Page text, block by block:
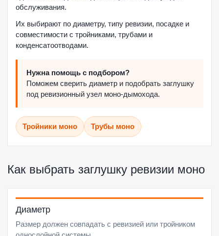
обслуживания.
Их выбирают по диаметру, типу ревизии, посадке и
совместимости с тройниками, трубами и
конденсатоотводами.
Нужна помощь с подбором?
Поможем сверить диаметр и подобрать заглушку
под ревизионный узел моно-дымохода.
Тройники моно Трубы моно
Как выбрать заглушку ревизии моно
Диаметр
Размер должен совпадать с ревизией или тройником